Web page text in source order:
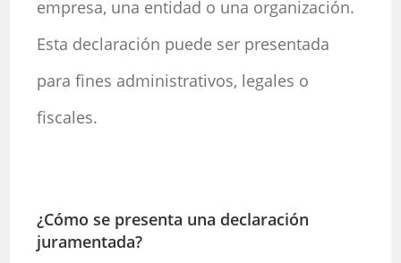
empresa, una entidad o una organización.
Esta declaración puede ser presentada
para fines administrativos, legales o
fiscales.
¿Cómo se presenta una declaración
juramentada?